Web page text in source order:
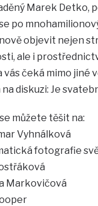
Marek
po
objevit nejen
ale i
vás čeká mimo jiné
diskuzi: Je
můžete těšit na:
Vyhnálková
fotografie
Markovičová